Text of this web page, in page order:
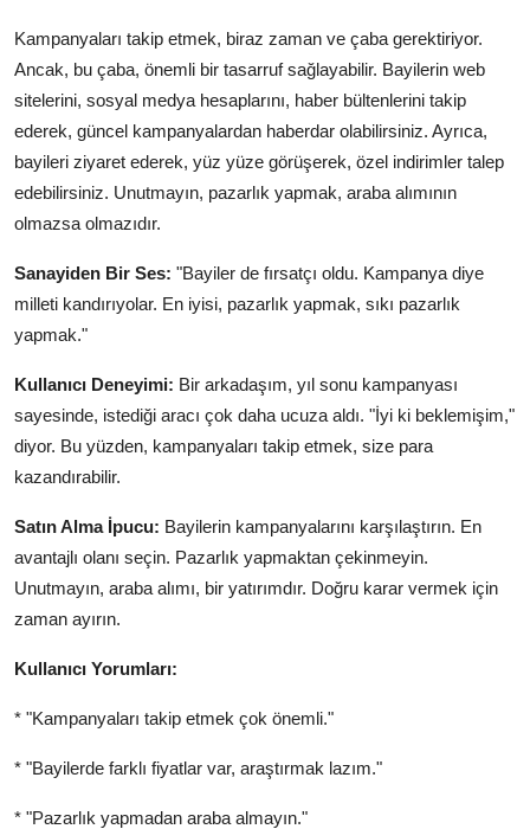
Kampanyaları takip etmek, biraz zaman ve çaba gerektiriyor.
Ancak, bu çaba, önemli bir tasarruf sağlayabilir. Bayilerin web
sitelerini, sosyal medya hesaplarını, haber bültenlerini takip
ederek, güncel kampanyalardan haberdar olabilirsiniz. Ayrıca,
bayileri ziyaret ederek, yüz yüze görüşerek, özel indirimler talep
edebilirsiniz. Unutmayın, pazarlık yapmak, araba alımının
olmazsa olmazıdır.
Sanayiden Bir Ses: "Bayiler de fırsatçı oldu. Kampanya diye
milleti kandırıyolar. En iyisi, pazarlık yapmak, sıkı pazarlık
yapmak."
Kullanıcı Deneyimi: Bir arkadaşım, yıl sonu kampanyası
sayesinde, istediği aracı çok daha ucuza aldı. "İyi ki beklemişim,"
diyor. Bu yüzden, kampanyaları takip etmek, size para
kazandırabilir.
Satın Alma İpucu: Bayilerin kampanyalarını karşılaştırın. En
avantajlı olanı seçin. Pazarlık yapmaktan çekinmeyin.
Unutmayın, araba alımı, bir yatırımdır. Doğru karar vermek için
zaman ayırın.
Kullanıcı Yorumları:
* "Kampanyaları takip etmek çok önemli."
* "Bayilerde farklı fiyatlar var, araştırmak lazım."
* "Pazarlık yapmadan araba almayın."